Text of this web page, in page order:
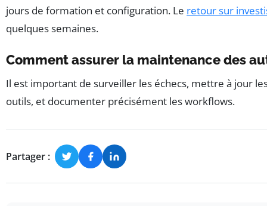
jours de formation et configuration. Le retour sur
quelques semaines.
Comment assurer la maintenance des
Il est important de surveiller les échecs, mettre à jour
outils, et documenter précisément les workflows.
Partager :